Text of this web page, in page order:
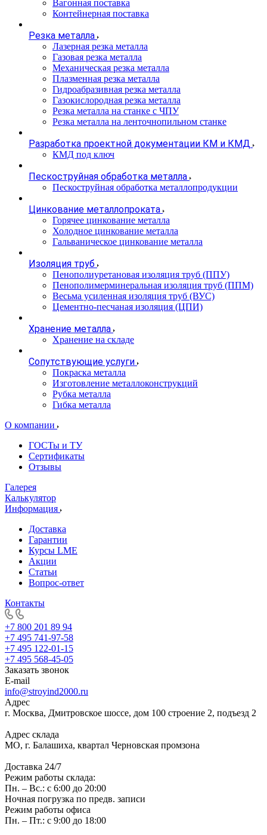
Вагонная поставка
Контейнерная поставка
Резка металла
Лазерная резка металла
Газовая резка металла
Механическая резка металла
Плазменная резка металла
Гидроабразивная резка металла
Газокислородная резка металла
Резка металла на станке с ЧПУ
Резка металла на ленточнопильном станке
Разработка проектной документации КМ и КМД
КМД под ключ
Пескоструйная обработка металла
Пескоструйная обработка металлопродукции
Цинкование металлопроката
Горячее цинкование металла
Холодное цинкование металла
Гальваническое цинкование металла
Изоляция труб
Пенополиуретановая изоляция труб (ППУ)
Пенополимерминеральная изоляция труб (ППМ)
Весьма усиленная изоляция труб (ВУС)
Цементно-песчаная изоляция (ЦПИ)
Хранение металла
Хранение на складе
Сопутствующие услуги
Покраска металла
Изготовление металлоконструкций
Рубка металла
Гибка металла
О компании
ГОСТы и ТУ
Сертификаты
Отзывы
Галерея
Калькулятор
Информация
Доставка
Гарантии
Курсы LME
Акции
Статьи
Вопрос-ответ
Контакты
+7 800 201 89 94
+7 495 741-97-58
+7 495 122-01-15
+7 495 568-45-05
Заказать звонок
E-mail
info@stroyind2000.ru
Адрес
г. Москва, Дмитровское шоссе, дом 100 строение 2, подъезд 2
Адрес склада
МО, г. Балашиха, квартал Черновская промзона
Доставка 24/7
Режим работы склада:
Пн. – Вс.: с 6:00 до 20:00
Ночная погрузка по предв. записи
Режим работы офиса
Пн. – Пт.: с 9:00 до 18:00